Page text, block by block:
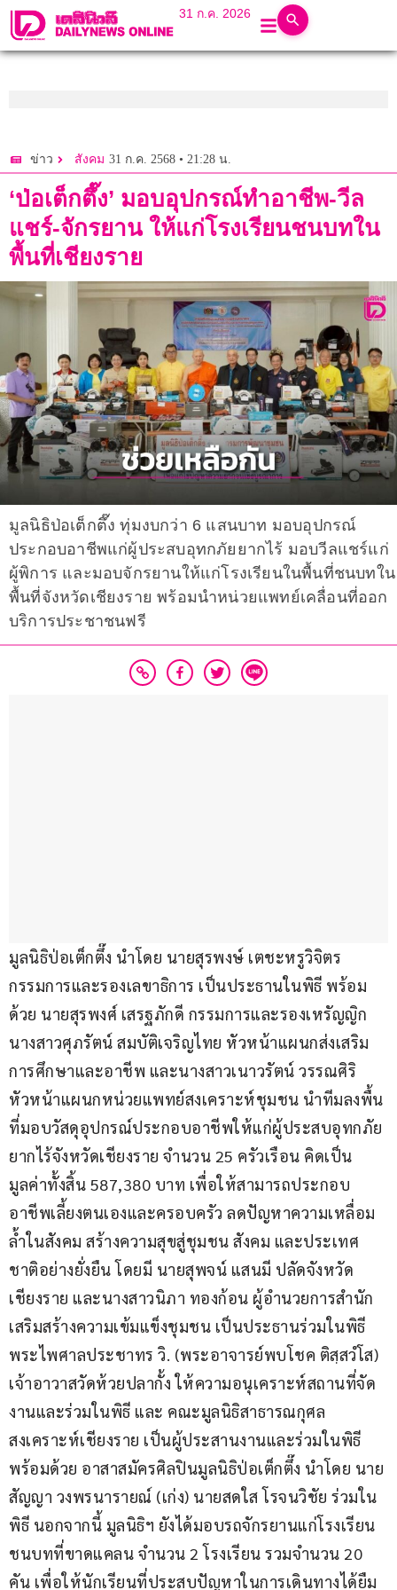
31 ก.ค. 2026
ข่าว สังคม 31 ก.ค. 2568 • 21:28 น.
‘ป่อเต็กตึ๊ง’ มอบอุปกรณ์ทำอาชีพ-วีล
แชร์-จักรยาน ให้แก่โรงเรียนชนบทใน
พื้นที่เชียงราย
มูลนิธิป่อเต็กตึ๊ง ทุ่มงบกว่า 6 แสนบาท มอบอุปกรณ์
ประกอบอาชีพแก่ผู้ประสบอุทกภัยยากไร้ มอบวีลแชร์แก่
ผู้พิการ และมอบจักรยานให้แก่โรงเรียนในพื้นที่ชนบทใน
พื้นที่จังหวัดเชียงราย พร้อมนำหน่วยแพทย์เคลื่อนที่ออก
บริการประชาชนฟรี
มูลนิธิป่อเต็กตึ๊ง นำโดย นายสุรพงษ์ เตชะหรูวิจิตร
กรรมการและรองเลขาธิการ เป็นประธานในพิธี พร้อม
ด้วย นายสุรพงศ์ เสรฐภักดี กรรมการและรองเหรัญญิก
นางสาวศุภรัตน์ สมบัติเจริญไทย หัวหน้าแผนกส่งเสริม
การศึกษาและอาชีพ และนางสาวเนาวรัตน์ วรรณศิริ
หัวหน้าแผนกหน่วยแพทย์สงเคราะห์ชุมชน นำทีมลงพื้น
ที่มอบวัสดุอุปกรณ์ประกอบอาชีพให้แก่ผู้ประสบอุทกภัย
ยากไร้จังหวัดเชียงราย จำนวน 25 ครัวเรือน คิดเป็น
มูลค่าทั้งสิ้น 587,380 บาท เพื่อให้สามารถประกอบ
อาชีพเลี้ยงตนเองและครอบครัว ลดปัญหาความเหลื่อม
ล้ำในสังคม สร้างความสุขสู่ชุมชน สังคม และประเทศ
ชาติอย่างยั่งยืน โดยมี นายสุพจน์ แสนมี ปลัดจังหวัด
เชียงราย และนางสาวนิภา ทองก้อน ผู้อำนวยการสำนัก
เสริมสร้างความเข้มแข็งชุมชน เป็นประธานร่วมในพิธี
พระไพศาลประชาทร วิ. (พระอาจารย์พบโชค ติสฺสวํโส)
เจ้าอาวาสวัดห้วยปลากั้ง ให้ความอนุเคราะห์สถานที่จัด
งานและร่วมในพิธี และ คณะมูลนิธิสาธารณกุศล
สงเคราะห์เชียงราย เป็นผู้ประสานงานและร่วมในพิธี
พร้อมด้วย อาสาสมัครศิลปินมูลนิธิป่อเต็กตึ๊ง นำโดย นาย
สัญญา วงพรนารายณ์ (เก่ง) นายสดใส โรจนวิชัย ร่วมใน
พิธี นอกจากนี้ มูลนิธิฯ ยังได้มอบรถจักรยานแก่โรงเรียน
ชนบทที่ขาดแคลน จำนวน 2 โรงเรียน รวมจำนวน 20
คัน เพื่อให้นักเรียนที่ประสบปัญหาในการเดินทางได้ยืม